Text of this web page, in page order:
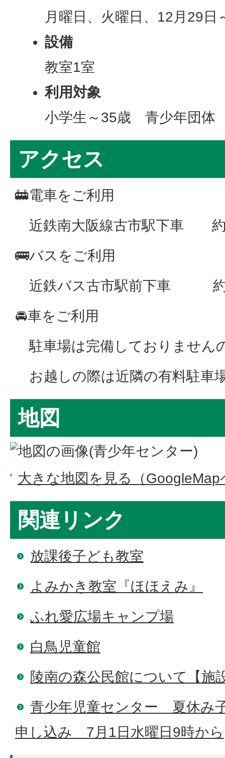
月曜日、火曜日、12月29日
設備
教室1室
利用対象
小学生～35歳 青少年団体
アクセス
🚋電車をご利用
近鉄南大阪線古市駅下車 約
🚌バスをご利用
近鉄バス古市駅前下車 約
🚘車をご利用
駐車場は完備しておりません
お越しの際は近隣の有料駐車
地図
大きな地図を見る（GoogleMap
関連リンク
放課後子ども教室
よみかき教室『ほほえみ』
ふれ愛広場キャンプ場
白鳥児童館
陵南の森公民館について【施
青少年児童センター 夏休
申し込み 7月1日水曜日9時から